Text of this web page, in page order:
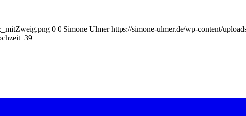
0 0 Simone Ulmer https://simone-ulmer.de/wp-content/